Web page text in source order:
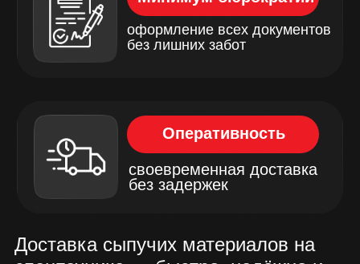
Использование спецтехники
позволяет обеспечить высокую
эффективность, быструю разгрузку
и точную доставку сыпучих
любого уровня сложности — от
малых объёмов до крупных
строительных объектов. Мы ценим
ваше время и гарантируем
своевременную доставку с учётом
всех нюансов вашего заказа.
Свяжитесь с нами через форму на
сайте или по телефону для